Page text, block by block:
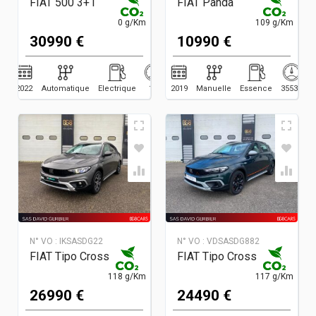
0 g/Km
30990 €
2022 Automatique Electrique 10
109 g/Km
10990 €
2019 Manuelle Essence 35535
N° VO : IKSASDG22
FIAT Tipo Cross
118 g/Km
26990 €
N° VO : VDSASDG882
FIAT Tipo Cross
117 g/Km
24490 €